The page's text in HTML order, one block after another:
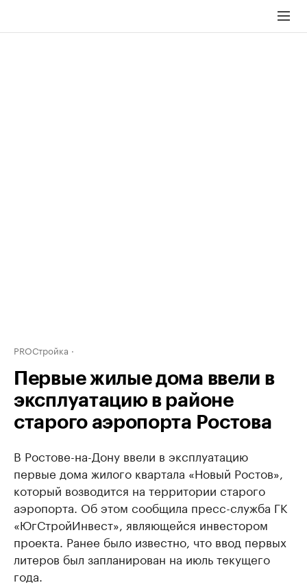
PROСтройка
Первые жилые дома ввели в
эксплуатацию в районе
старого аэропорта Ростова
В Ростове-на-Дону ввели в эксплуатацию
первые дома жилого квартала «Новый Ростов»,
который возводится на территории старого
аэропорта. Об этом сообщила пресс-служба ГК
«ЮгСтройИнвест», являющейся инвестором
проекта. Ранее было известно, что ввод первых
литеров был запланирован на июль текущего
года.